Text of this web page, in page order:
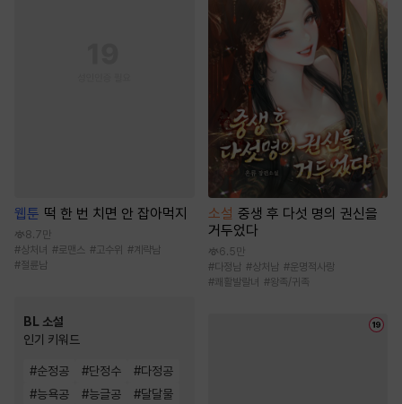
웹툰 떡 한 번 치면 안 잡아먹지
8.7만
#상처녀 #로맨스 #고수위 # 계략남
#절륜남
BL 소설
인기 키워드
#순정공 #단정수 #다정공
#능욕공 #능글공 #달달물
소설 중생 후 다섯 명의 권신을
거두었다
6.5만
#다정남 #상처남 #운명적사랑
#쾌활발랄녀 #왕족/귀족